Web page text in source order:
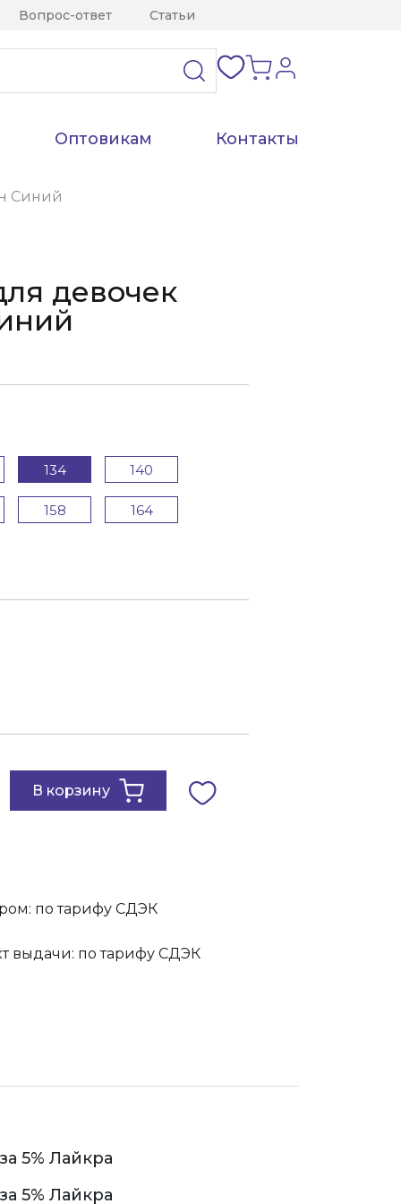
Вопрос-ответ Статьи
Оптовикам Контакты
Синий
девочек
134 140
158 164
по тарифу СДЭК
выдачи: по тарифу СДЭК
5% Лайкра
5% Лайкра